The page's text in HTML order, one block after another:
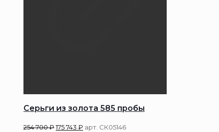
Серьги из золота 585 пробы
254 700₽175 743 ₽ арт. СК05146